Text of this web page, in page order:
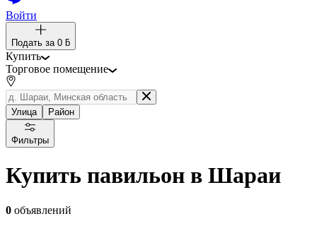
Войти
Подать за 0 ƃ
Купить
Торговое помещение
Улица Район
Фильтры
Купить павильон в Шараи
0 объявлений